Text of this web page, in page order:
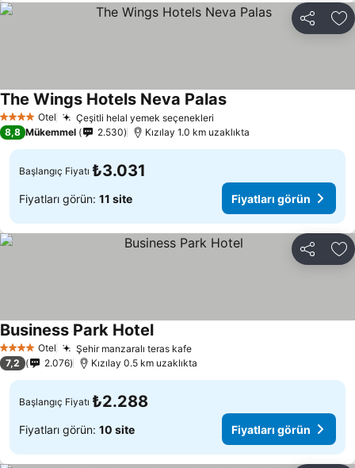
Paylaş
4 Yıldız Otel Çeşitli helal yemek seçenekleri
The Wings Hotels Neva Palas
8,8 Mükemmel 2.530 Kızılay 1.0 km uzaklıkta
Başlangıç Fiyatı ₺3.031
Fiyatları görün: 11 site Fiyatları görün
Paylaş
4 Yıldız Otel Şehir manzaralı teras kafe
Business Park Hotel
7,2 2.076 Kızılay 0.5 km uzaklıkta
Başlangıç Fiyatı ₺2.288
Fiyatları görün: 10 site Fiyatları görün